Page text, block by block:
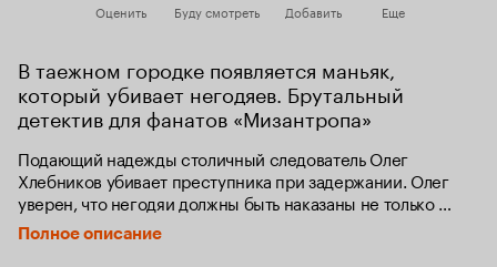
Оценить Буду смотреть Добавить Еще
В таежном городке появляется маньяк,
который убивает негодяев. Брутальный
детектив для фанатов «Мизантропа»
Подающий надежды столичный следователь Олег
Хлебников убивает преступника при задержании. Олег
уверен, что негодяи должны быть наказаны не только
судом. Погибший оказывается медийной персоной, и,
чтобы замять скандал, его смерть называют несчастным
Полное описание